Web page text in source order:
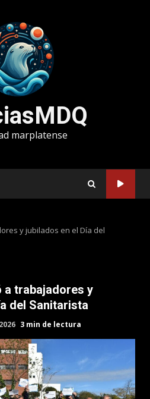
marplatense
y jubilados en el Día del
a trabajadores y
del Sanitarista
3 min de lectura